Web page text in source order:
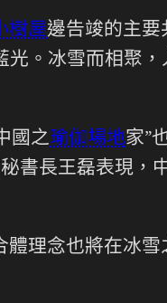
樹屋邊告竣的主要
。冰雪而相聚，
國之瑜伽場地家”
書長王磊表現，
理念也將在冰雪